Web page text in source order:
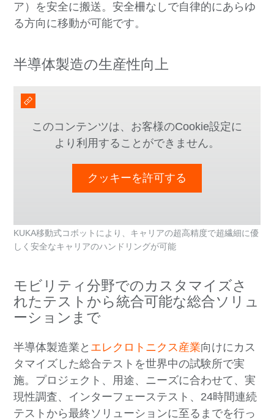
ア）を安全に搬送。安全柵なしで自律的にあらゆ
る方向に移動が可能です。
半導体製造の生産性向上
このコンテンツは、お客様のCookie設定に
より利用することができません。
クッキーを許可する
KUKA移動式コボットにより、キャリアの超高精度で超繊細に優
しく安全なキャリアのハンドリングが可能
モビリティ分野でのカスタマイズさ
れたテストから統合可能な総合ソリュ
ーションまで
半導体製造業と エレクロトニクス産業向けにカス
タマイズした総合テストを世界中の試験所で実
施。プロジェクト、用途、ニーズに合わせて、実
現性調査、インターフェーステスト、24時間連続
テストから最終ソリューションに至るまでを行っ